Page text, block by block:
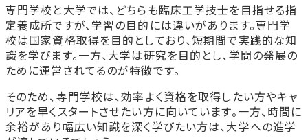
専門学校と大学では、どちらも臨床工学技士を目指せる指
定養成所ですが、学習の目的には違いがあります。専門学
校は国家資格取得を目的としており、短期間で実践的な知
識を学びます。一方、大学は研究を目的とし、学問の発展の
ために運営されてるのが特徴です。
そのため、専門学校は、効率よく資格を取得したい方やキャ
リアを早くスタートさせたい方に向いています。一方、時間に
余裕があり幅広い知識を深く学びたい方は、大学への進学